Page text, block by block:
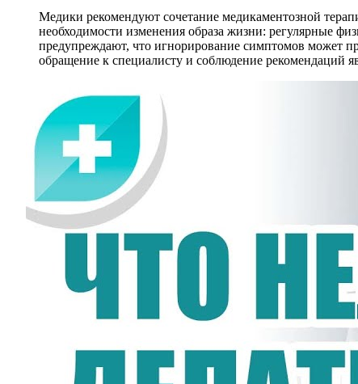
Медики рекомендуют сочетание медикаментозной
необходимости изменения образа жизни: регулярные
предупреждают, что игнорирование симптомов может
обращение к специалисту и соблюдение рекомендаций